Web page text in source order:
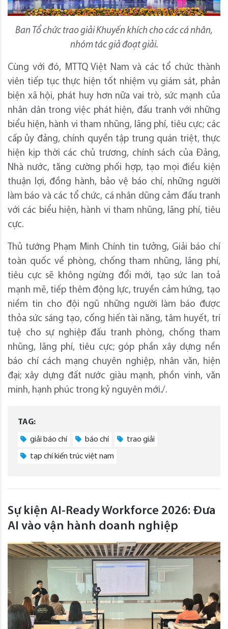
Ban Tổ chức trao giải Khuyến khích cho các cá nhân,
nhóm tác giả đoạt giải.
Cùng với đó, MTTQ Việt Nam và các tổ chức thành
viên tiếp tục thực hiện tốt nhiệm vụ giám sát, phản
biện xã hội, phát huy hơn nữa vai trò, sức mạnh của
nhân dân trong việc phát hiện, đấu tranh với những
biểu hiện, hành vi tham nhũng, lãng phí, tiêu cực; các
cấp ủy đảng, chính quyền tập trung quán triệt, thực
hiện kịp thời các chủ trương, chính sách của Đảng,
Nhà nước, tăng cường phối hợp, tạo mọi điều kiện
thuận lợi, đồng hành, bảo vệ báo chí, những người
làm báo và các tổ chức, cá nhân dũng cảm đấu tranh
với các biểu hiện, hành vi tham nhũng, lãng phí, tiêu
cực.
Thủ tướng Phạm Minh Chính tin tưởng, Giải báo chí
toàn quốc về phòng, chống tham nhũng, lãng phí,
tiêu cực sẽ không ngừng đổi mới, tạo sức lan toả
mạnh mẽ, tiếp thêm động lực, truyền cảm hứng, tạo
niềm tin cho đội ngũ những người làm báo được
thỏa sức sáng tạo, cống hiến tài năng, tâm huyết, trí
tuệ cho sự nghiệp đấu tranh phòng, chống tham
nhũng, lãng phí, tiêu cực; góp phần xây dựng nền
báo chí cách mạng chuyên nghiệp, nhân văn, hiện
đại; xây dựng đất nước giàu mạnh, phồn vinh, văn
minh, hạnh phúc trong kỷ nguyên mới./.
TAG:
giải báo chí báo chí trao giải
tạp chí kiến trúc việt nam
Sự kiện AI-Ready Workforce 2026: Đưa
AI vào vận hành doanh nghiệp